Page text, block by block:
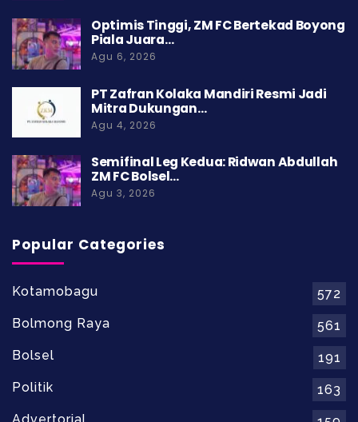
Optimis Tinggi, ZM FC Bertekad Boyong
Piala Juara…
Agu 6, 2026
PT Zafran Kolaka Mandiri Resmi Jadi
Mitra Dukungan…
Agu 4, 2026
Semifinal Leg Kedua: Ridwan Abdullah
ZM FC Bolsel…
Agu 3, 2026
Popular Categories
Kotamobagu
572
Bolmong Raya
561
Bolsel
191
Politik
163